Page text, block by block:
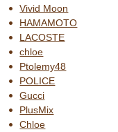
Vivid Moon
HAMAMOTO
LACOSTE
chloe
Ptolemy48
POLICE
Gucci
PlusMix
Chloe